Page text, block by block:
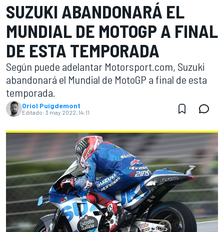
SUZUKI ABANDONARÁ EL
MUNDIAL DE MOTOGP A FINAL
DE ESTA TEMPORADA
Según puede adelantar Motorsport.com, Suzuki
abandonará el Mundial de MotoGP a final de esta
temporada.
Oriol Puigdemont
Editado: 3 may 2022, 14:11